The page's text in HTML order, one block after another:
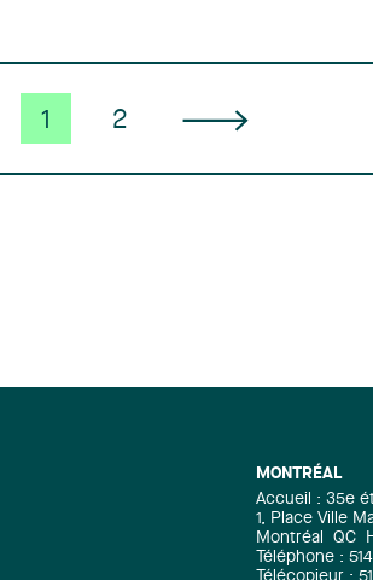
1 2
MONTRÉAL
Accueil : 35e
1, Place Ville
Montréal
QC
Téléphone :
Télécopieur :